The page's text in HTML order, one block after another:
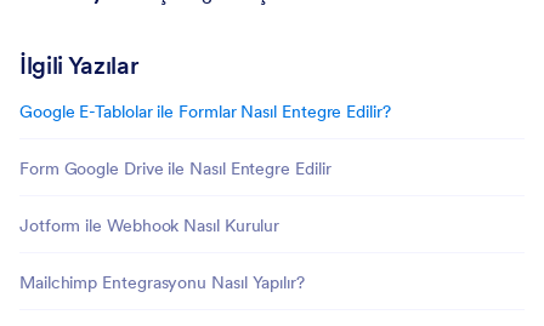
İlgili Yazılar
Google E-Tablolar ile Formlar Nasıl Entegre Edilir?
Form Google Drive ile Nasıl Entegre Edilir
Jotform ile Webhook Nasıl Kurulur
Mailchimp Entegrasyonu Nasıl Yapılır?